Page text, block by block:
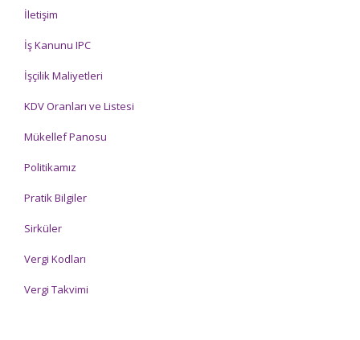
İletişim
İş Kanunu IPC
İşçilik Maliyetleri
KDV Oranları ve Listesi
Mükellef Panosu
Politikamız
Pratik Bilgiler
Sirküler
Vergi Kodları
Vergi Takvimi